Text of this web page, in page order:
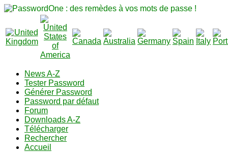
News A-Z
Tester Password
Générer Password
Password par défaut
Forum
Downloads A-Z
Télécharger
Rechercher
Accueil